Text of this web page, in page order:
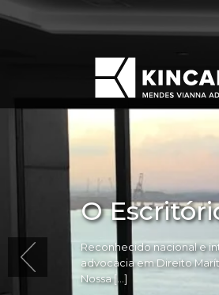
O
Reconhecido nacional e
advocacia em Direito
Nossa […]